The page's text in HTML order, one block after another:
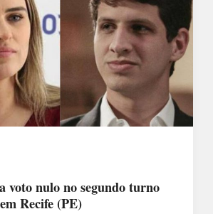
voto nulo no segundo turno
Recife (PE)